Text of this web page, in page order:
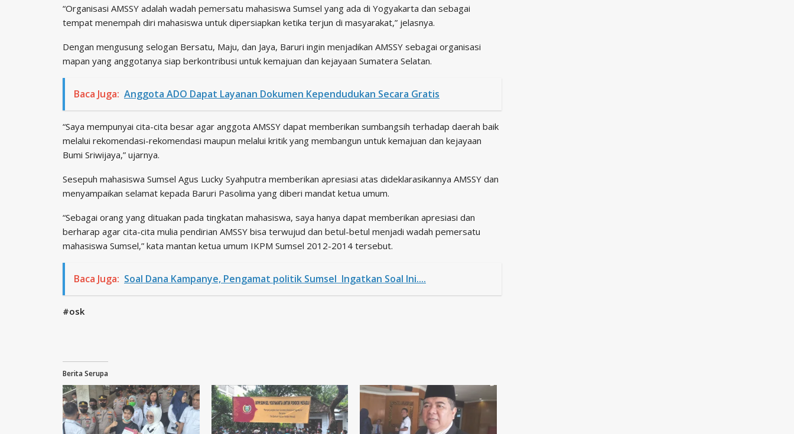
“Organisasi AMSSY adalah wadah pemersatu mahasiswa Sumsel yang ada di Yogyakarta dan sebagai
tempat menempah diri mahasiswa untuk dipersiapkan ketika terjun di masyarakat,” jelasnya.
Dengan mengusung selogan Bersatu, Maju, dan Jaya, Baruri ingin menjadikan AMSSY sebagai organisasi
mapan yang anggotanya siap berkontribusi untuk kemajuan dan kejayaan Sumatera Selatan.
Baca Juga: Anggota ADO Dapat Layanan Dokumen Kependudukan Secara Gratis
“Saya mempunyai cita-cita besar agar anggota AMSSY dapat memberikan sumbangsih terhadap daerah baik
melalui rekomendasi-rekomendasi maupun melalui kritik yang membangun untuk kemajuan dan kejayaan
Bumi Sriwijaya,” ujarnya.
Sesepuh mahasiswa Sumsel Agus Lucky Syahputra memberikan apresiasi atas dideklarasikannya AMSSY dan
menyampaikan selamat kepada Baruri Pasolima yang diberi mandat ketua umum.
“Sebagai orang yang dituakan pada tingkatan mahasiswa, saya hanya dapat memberikan apresiasi dan
berharap agar cita-cita mulia pendirian AMSSY bisa terwujud dan betul-betul menjadi wadah pemersatu
mahasiswa Sumsel,” kata mantan ketua umum IKPM Sumsel 2012-2014 tersebut.
Baca Juga: Soal Dana Kampanye, Pengamat politik Sumsel Ingatkan Soal Ini....
#osk
Berita Serupa